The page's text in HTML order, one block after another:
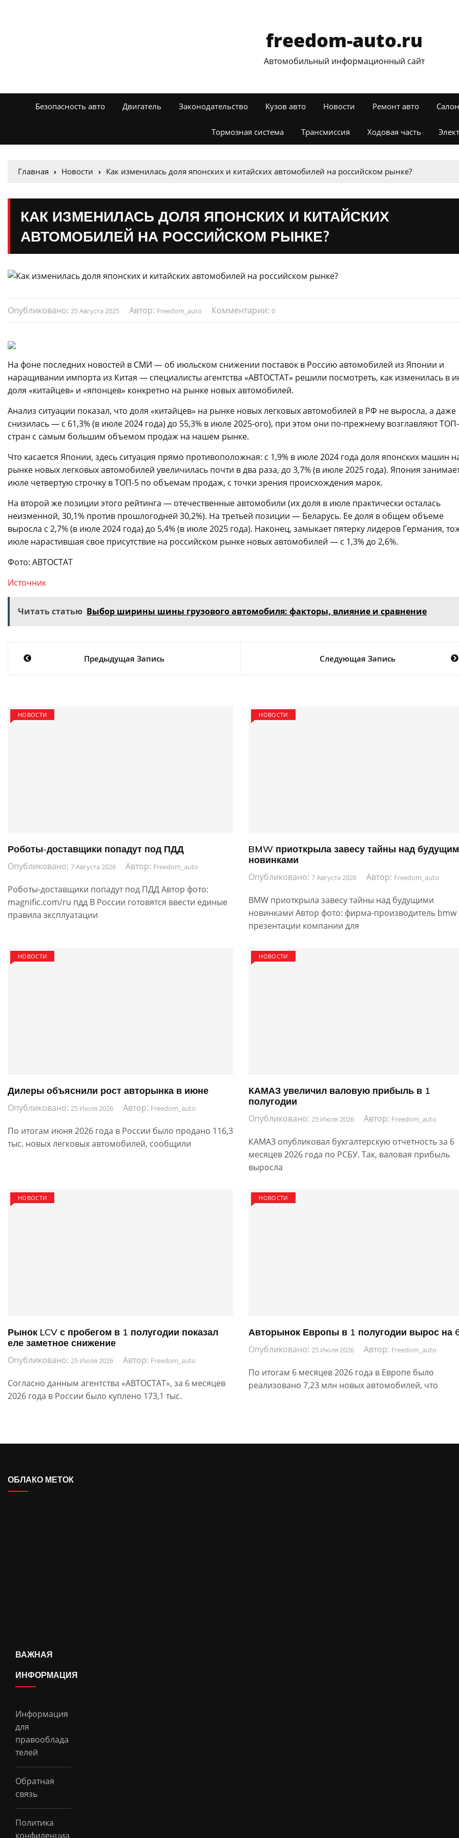
freedom-auto.ru
Автомобильный информационный сайт
Безопасность авто Двигатель Законодательство Кузов авто Новости Ремонт авто
Тормозная система Трансмиссия Ходовая часть
Главная Новости Как изменилась доля японских и китайских автомобилей на российском рынке?
КАК ИЗМЕНИЛАСЬ ДОЛЯ ЯПОНСКИХ И КИТАЙСКИХ
АВТОМОБИЛЕЙ НА РОССИЙСКОМ РЫНКЕ?
Опубликовано: 25 Августа 2025 Автор: Freedom_auto Комментарии: 0
На фоне последних новостей в СМИ — об июльском снижении поставок в Россию автомобилей из Японии и
наращивании импорта из Китая — специалисты агентства «АВТОСТАТ» решили посмотреть, как изменилась в
доля «китайцев» и «японцев» конкретно на рынке новых автомобилей.
Анализ ситуации показал, что доля «китайцев» на рынке новых легковых автомобилей в РФ не выросла, а даже
снизилась — с 61,3% (в июле 2024 года) до 55,3% в июле 2025-ого), при этом они по-прежнему возглавляют
стран с самым большим объемом продаж на нашем рынке.
Что касается Японии, здесь ситуация прямо противоположная: с 1,9% в июле 2024 года доля японских машин
рынке новых легковых автомобилей увеличилась почти в два раза, до 3,7% (в июле 2025 года). Япония
июле четвертую строчку в ТОП-5 по объемам продаж, с точки зрения происхождения марок.
На второй же позиции этого рейтинга — отечественные автомобили (их доля в июле практически осталась
неизменной, 30,1% против прошлогодней 30,2%). На третьей позиции — Беларусь. Ее доля в общем объеме
выросла с 2,7% (в июле 2024 года) до 5,4% (в июле 2025 года). Наконец, замыкает пятерку лидеров Германия,
июле нарастившая свое присутствие на российском рынке новых автомобилей — с 1,3% до 2,6%.
Фото: АВТОСТАТ
Источник
Читать статью Выбор ширины шины грузового автомобиля: факторы, влияние и сравнение
НавигацияПредыдущая Запись Следующая Запись
НОВОСТИ
Роботы-доставщики попадут под ПДД
Опубликовано: 7 Августа 2026 Автор: Freedom_auto
Роботы-доставщики попадут под ПДД Автор фото:
magnific.com/ru пдд В России готовятся ввести единые
правила эксплуатации
НОВОСТИ
BMW приоткрыла завесу тайны над
новинками
Опубликовано:7 Августа 2026 Автор: Freedom_auto
BMW приоткрыла завесу тайны над будущими
новинками Автор фото: фирма-производитель
презентации компании для
НОВОСТИ
Дилеры объяснили рост авторынка в июне
Опубликовано: 25 Июля 2026 Автор: Freedom_auto
По итогам июня 2026 года в России было продано 116,3
тыс. новых легковых автомобилей, сообщили
НОВОСТИ
КАМАЗ увеличил валовую прибыль в 1
полугодии
Опубликовано:25 Июля 2026 Автор: Freedom_auto
КАМАЗ опубликовал бухгалтерскую отчетность за 6
месяцев 2026 года по РСБУ. Так, валовая прибыль
выросла
НОВОСТИ
Рынок LCV с пробегом в 1 полугодии показал
еле заметное снижение
Опубликовано: 25 Июля 2026 Автор: Freedom_auto
Согласно данным агентства «АВТОСТАТ», за 6 месяцев
2026 года в России было куплено 173,1 тыс.
НОВОСТИ
Авторынок Европы в 1 полугодии вырос на
Опубликовано:25 Июля 2026 Автор: Freedom_auto
По итогам 6 месяцев 2026 года в Европе было
реализовано 7,23 млн новых автомобилей, что
ОБЛАКО МЕТОК
ВАЖНАЯ
ИНФОРМАЦИЯ
Информация
для
правооблада
телей
Обратная
связь
Политика
конфиденциа